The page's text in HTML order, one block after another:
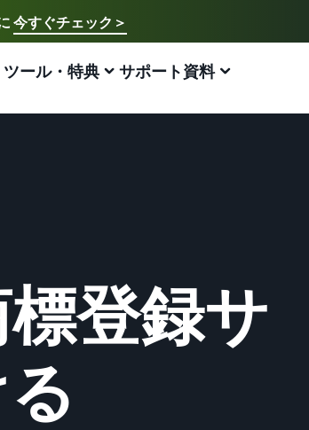
今すぐチェック＞
希望の言語を選択してください
English - US
中文 - CN
規出品者向け特典
大787.5万円還元
ブランド登録(Brand Registry)
ランド保護と構築をサポート
外販売 (越境EC)
界中のAmazonカスタマーに販売
広告
ポンサー広告で認知度と購入を促進
ツール・特典
新商品特典
新規出品で特典・割引を提供
STORE プログラム
本発ブランドの海外販路を支援
サポート資料
ットショップ開業の始め方は？
ットショップを構築のヒントとコツを紹介
ーケットプレイスとは？
ーケットプレイスの概念からAmazonマーケットプレ
スの販売方法紹介
登録サ